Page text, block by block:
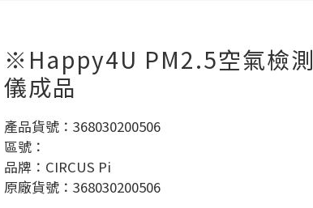
※Happy4U PM2.5空氣檢測
儀成品
產品貨號：368030200506
區號：
品牌：CIRCUS Pi
原廠貨號：368030200506